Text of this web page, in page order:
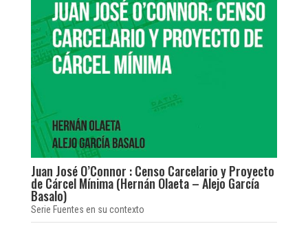
Juan José O’Connor : Censo Carcelario y Proyecto
de Cárcel Mínima (Hernán Olaeta – Alejo García
Basalo)
Serie Fuentes en su contexto